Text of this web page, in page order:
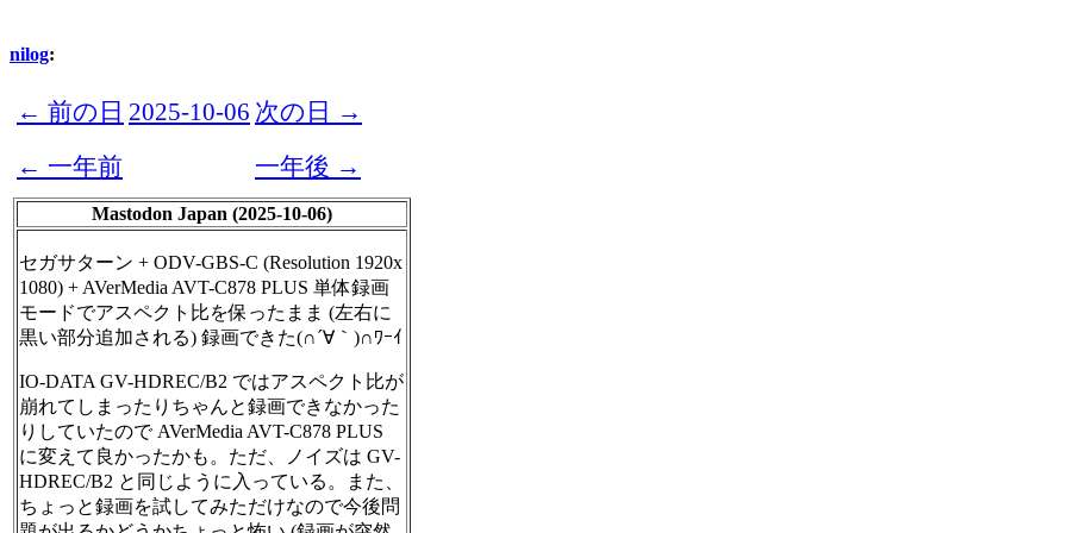
nilog:
← 前の日 2025-10-06 次の日 →
← 一年前
一年後 →
Mastodon Japan (2025-10-06)
セガサターン + ODV-GBS-C (Resolution 1920x
1080) + AVerMedia AVT-C878 PLUS 単体録画
モードでアスペクト比を保ったまま (左右に
黒い部分追加される) 録画できた(∩´∀｀)∩ﾜｰｲ
IO-DATA GV-HDREC/B2 ではアスペクト比が
崩れてしまったりちゃんと録画できなかった
りしていたので AVerMedia AVT-C878 PLUS
に変えて良かったかも。ただ、ノイズは GV-
HDREC/B2 と同じように入っている。また、
ちょっと録画を試してみただけなので今後問